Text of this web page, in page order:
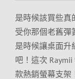
是時候該買些真
受你那個老舊彈
是時候讓桌面升
吧！這次
款熱銷螢幕支架